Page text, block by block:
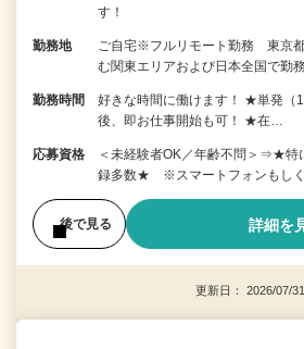
す！
勤務地
ご自宅※フルリモート勤務 東京
む関東エリアおよび日本全国で勤
勤務時間
好きな時間に働けます！ ★単発（
後、即お仕事開始も可！ ★在…
応募資格
＜未経験者OK／年齢不問＞⇒★特
録多数★ ※スマートフォンもしく
後で見る 詳細を
更新日： 2026/07/